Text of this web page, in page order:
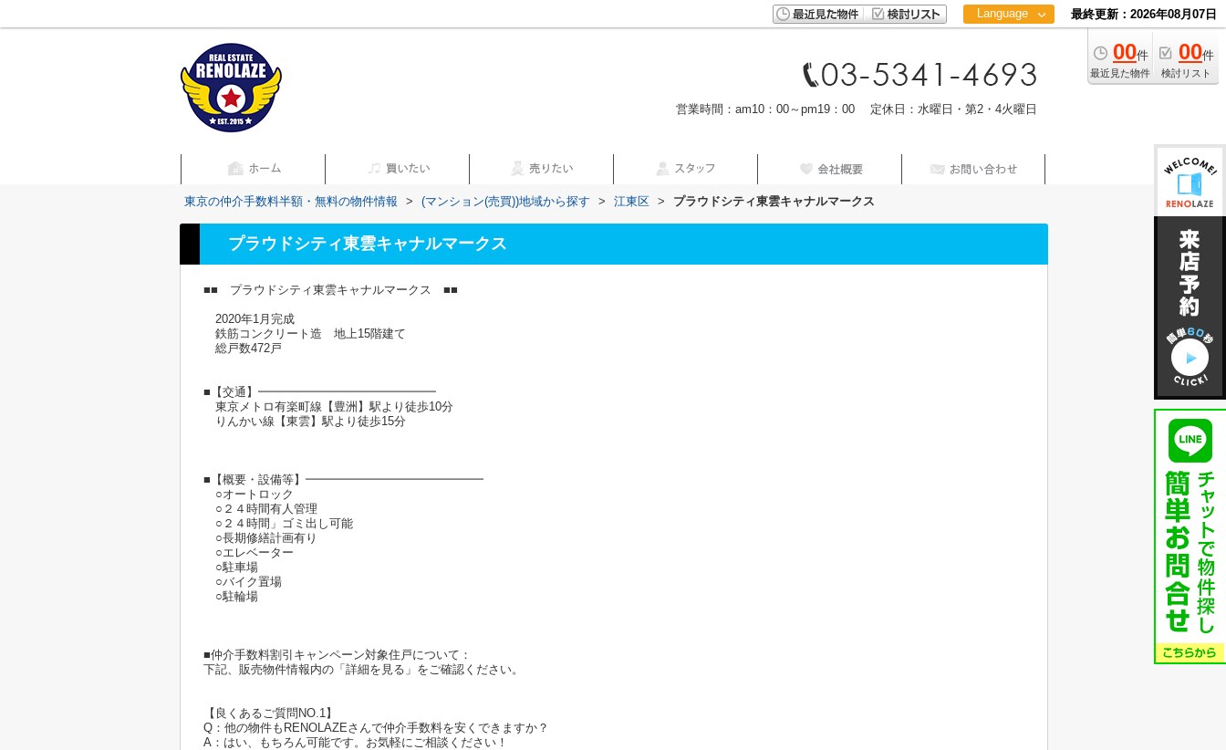
Language
中文
最終更新：2026年08月07日
00件
最近見た物件
00件
検討リスト
営業時間：am10：00～pm19：00 定休日：水曜日・第2・4火曜日
東京の仲介手数料半額・無料の物件情報 > (マンション(売買))地域から探す > 江東区 > プラウドシティ東雲キャナルマークス
プラウドシティ東雲キャナルマークス
■■ プラウドシティ東雲キャナルマークス ■■
2020年1月完成
鉄筋コンクリート造 地上15階建て
総戸数472戸
■【交通】━━━━━━━━━━━━━━━
東京メトロ有楽町線【豊洲】駅より徒歩10分
りんかい線【東雲】駅より徒歩15分
■【概要・設備等】━━━━━━━━━━━━━━━
○オートロック
○２４時間有人管理
○２４時間」ゴミ出し可能
○長期修繕計画有り
○エレベーター
○駐車場
○バイク置場
○駐輪場
■仲介手数料割引キャンペーン対象住戸について：
下記、販売物件情報内の「詳細を見る」をご確認ください。
【良くあるご質問NO.1】
Q：他の物件もRENOLAZEさんで仲介手数料を安くできますか？
A：はい、もちろん可能です。お気軽にご相談ください！